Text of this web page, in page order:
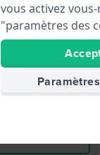
vous activez
"paramètres des